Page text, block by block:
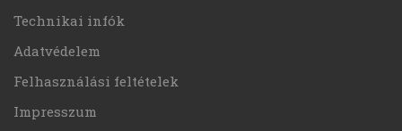
Technikai infók
Adatvédelem
Felhasználási feltételek
Impresszum